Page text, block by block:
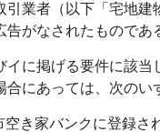
引業者（以下「宅地
告がなされたものであ
に掲げる要件に該当
合にあっては、次のい
空き家バンクに登録さ